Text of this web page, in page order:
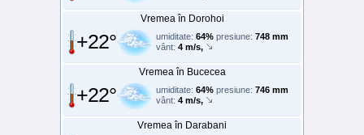
Vremea în Dorohoi
+22° umiditate: 64% presiune: 748 mm
vânt: 4 m/s,
Vremea în Bucecea
+22° umiditate: 64% presiune: 746 mm
vânt: 4 m/s,
Vremea în Darabani